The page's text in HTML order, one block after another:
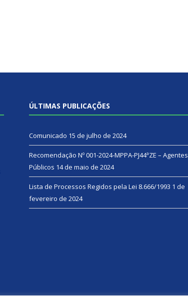
ÚLTIMAS PUBLICAÇÕES
Comunicado 15 de julho de 2024
Recomendação Nº 001-2024-MPPA-PJ44ªZE – Agentes
Públicos 14 de maio de 2024
Lista de Processos Regidos pela Lei 8.666/1993 1 de
fevereiro de 2024